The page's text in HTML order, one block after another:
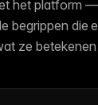
het platform
begrippen die
ze